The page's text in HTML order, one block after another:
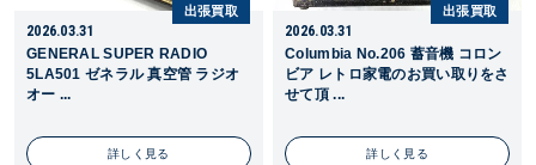
出張買取
2026.03.31
GENERAL SUPER RADIO
5LA501 ゼネラル 真空管 ラジオ
オー ...
詳しく見る
出張買取
2026.03.31
Columbia No.206 蓄音機 コロン
ビア レトロ家電のお買い取りをさ
せて頂 ...
詳しく見る